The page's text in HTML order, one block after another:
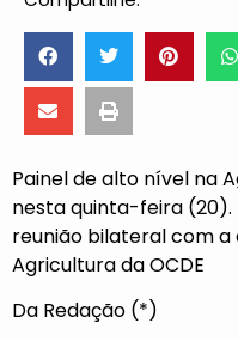
Painel de alto nível na
nesta quinta-feira (20).
reunião bilateral com
Agricultura da OCDE
Da Redação (*)